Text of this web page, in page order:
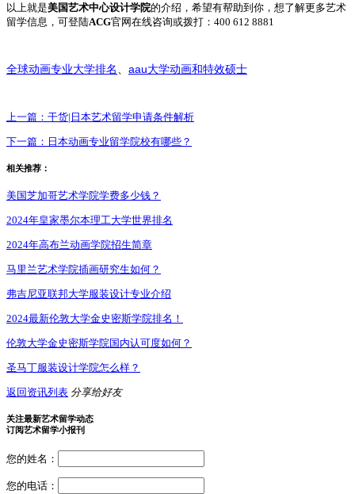
以上就是美国艺术中心设计学院的介绍，希望有帮助到你，想了解更多艺术
留学信息，可登陆ACG官网在线咨询或拨打：400 612 8881
全球动画专业大学排名 aau大学动画和特效硕士
上一篇： 干货|日本艺术留学申请条件解析
下一篇： 日本动画专业留学院校有哪些？
相关推荐：
美国芝加哥艺术学院学费多少钱？
2024年皇家墨尔本理工大学世界排名
2024年高布兰动画学院招生简章
马里兰艺术学院插画研究生如何？
弗吉尼亚联邦大学服装设计专业介绍
2024最新伦敦大学金史密斯学院排名！
伦敦大学金史密斯学院国内认可度如何？
圣马丁服装设计学院怎么样？
返回资讯列表 分享给好友
关注最新艺术留学动态
订阅艺术留学小报刊
您的姓名：
您的电话：